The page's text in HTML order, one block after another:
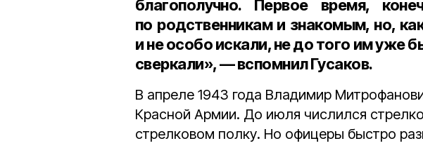
благополучно. Первое время,
по родственникам и знакомым, но,
и не особо искали, не до того им уже
сверкали», — вспомнил Гусаков.
В апреле 1943 года Владимир
Красной Армии. До июля числился
стрелковом полку. Но офицеры быстро